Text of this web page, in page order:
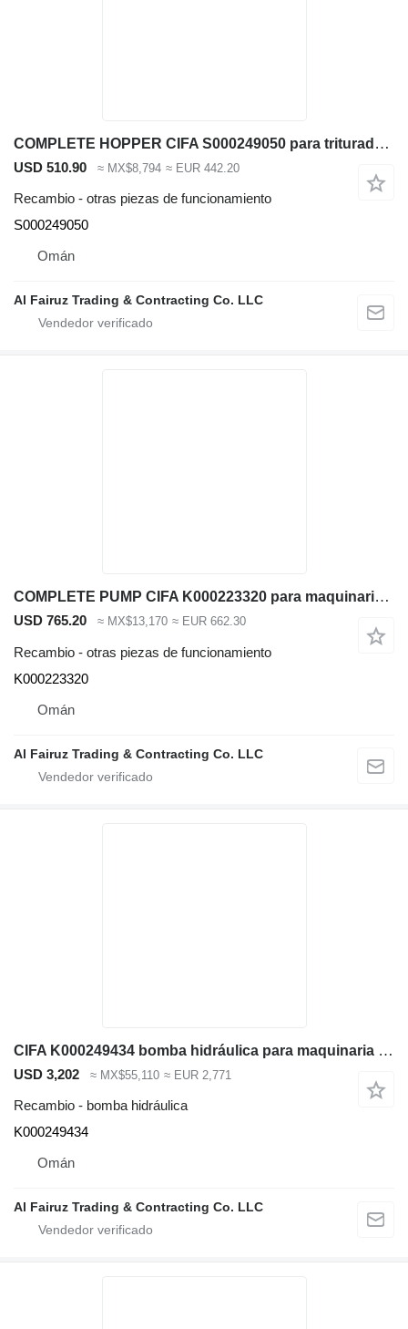
COMPLETE HOPPER CIFA S000249050 para trituradora
USD 510.90 ≈ MX$8,794 ≈ EUR 442.20
Recambio - otras piezas de funcionamiento
S000249050
Omán
Al Fairuz Trading & Contracting Co. LLC
COMPLETE PUMP CIFA K000223320 para maquinaria de construcción
USD 765.20 ≈ MX$13,170 ≈ EUR 662.30
Recambio - otras piezas de funcionamiento
K000223320
Omán
Al Fairuz Trading & Contracting Co. LLC
CIFA K000249434 bomba hidráulica para maquinaria de construcción
USD 3,202 ≈ MX$55,110 ≈ EUR 2,771
Recambio - bomba hidráulica
K000249434
Omán
Al Fairuz Trading & Contracting Co. LLC